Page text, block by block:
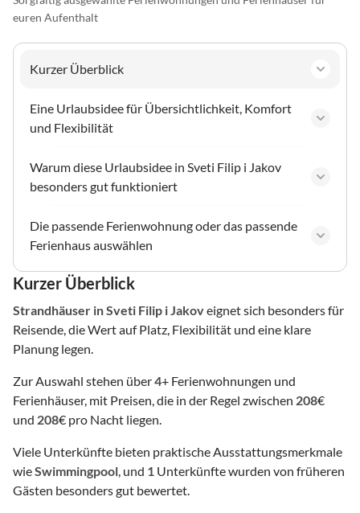
euren Aufenthalt
Kurzer Überblick
Eine Urlaubsidee für Übersichtlichkeit, Komfort
und Flexibilität
Warum diese Urlaubsidee in Sveti Filip i Jakov
besonders gut funktioniert
Die passende Ferienwohnung oder das passende
Ferienhaus auswählen
Kurzer Überblick
Strandhäuser in Sveti Filip i Jakoveignet sich besonders für
Reisende, die Wert auf Platz, Flexibilität und eine klare
Planung legen.
Zur Auswahl stehen über4+ Ferienwohnungen und
Ferienhäuser, mit Preisen, die in der Regel zwischen 208€
und 208€ pro Nacht liegen.
Viele Unterkünfte bieten praktische Ausstattungsmerkmale
wieSwimmingpool , und 1 Unterkünfte wurden von früheren
Gästen besonders gut bewertet.